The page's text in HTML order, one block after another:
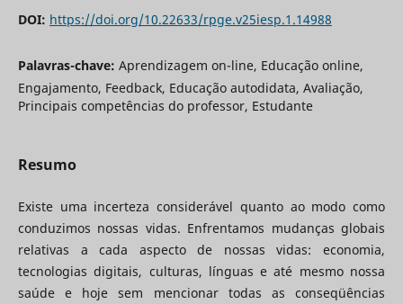
DOI: https://doi.org/10.22633/rpge.v25iesp.1.14988
Palavras-chave: Aprendizagem on-line, Educação online,
Engajamento, Feedback, Educação autodidata, Avaliação,
Principais competências do professor, Estudante
Resumo
Existe uma incerteza considerável quanto ao modo como
conduzimos nossas vidas. Enfrentamos mudanças globais
relativas a cada aspecto de nossas vidas: economia,
tecnologias digitais, culturas, línguas e até mesmo nossa
saúde e hoje sem mencionar todas as conseqüências